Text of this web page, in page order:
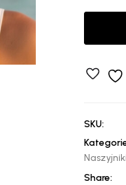
SKU:
Naszyjniki
Share: